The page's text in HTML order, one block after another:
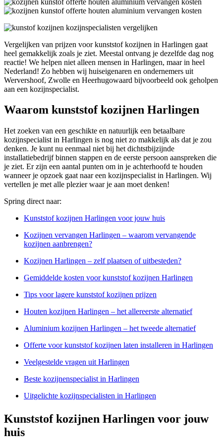
Vergelijken van prijzen voor kunststof kozijnen in Harlingen gaat
heel gemakkelijk zoals je ziet. Meestal ontvang je dezelfde dag nog
reactie! We helpen niet alleen mensen in Harlingen, maar in heel
Nederland! Zo hebben wij huiseigenaren en ondernemers uit
Wervershoof, Zwolle en Heerhugowaard bijvoorbeeld ook geholpen
aan een kozijnspecialist.
Waarom kunststof kozijnen Harlingen
Het zoeken van een geschikte en natuurlijk een betaalbare
kozijnspecialist in Harlingen is nog niet zo makkelijk als dat je zou
denken. Je kunt nu eenmaal niet bij het dichtstbijzijnde
installatiebedrijf binnen stappen en de eerste persoon aanspreken die
je ziet. Er zijn een aantal punten om in je achterhoofd te houden
wanneer je opzoek gaat naar een kozijnspecialist in Harlingen. Wij
vertellen je met alle plezier waar je aan moet denken!
Spring direct naar:
Kunststof kozijnen Harlingen voor jouw huis
Kozijnen vervangen Harlingen – waarom vervangende
kozijnen aanbrengen?
Kozijnen Harlingen – zelf plaatsen of uitbesteden?
Gemiddelde kosten voor kunststof kozijnen Harlingen
Tips voor lagere kunststof kozijnen prijzen
Houten kozijnen Harlingen – het allereerste alternatief
Aluminium kozijnen Harlingen – het tweede alternatief
Offerte voor kunststof kozijnen laten installeren in Harlingen
Veelgestelde vragen uit Harlingen
Beste kozijnenspecialist in Harlingen
Uitgelichte kozijnspecialisten in Harlingen
Kunststof kozijnen Harlingen voor jouw
huis